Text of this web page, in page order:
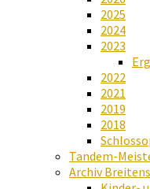
2025
2024
2023
2022
2021
2019
2018
Tandem-
Archiv